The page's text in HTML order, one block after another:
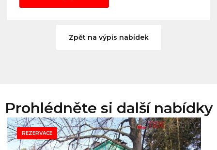
Zpět na výpis nabídek
Prohlédněte si další nabídky
REZERVACE